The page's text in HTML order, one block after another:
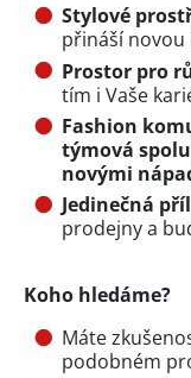
Stylové
přináší novou
Prostor pro
tím i Vaše
Fashion
týmová
novými
Jedinečná
prodejny a
Koho hledáme?
Máte
podobném